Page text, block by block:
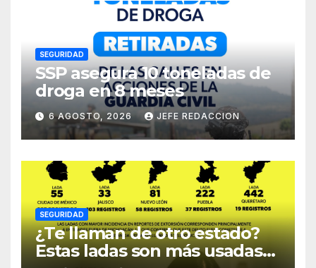
SEGURIDAD
SSP asegura 10 toneladas de
droga en 8 meses
6 AGOSTO, 2026 JEFE REDACCION
SEGURIDAD
¿Te llaman de otro estado?
Estas ladas son más usadas